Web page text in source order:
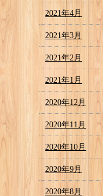
2021年4月
2021年3月
2021年2月
2021年1月
2020年12月
2020年11月
2020年10月
2020年9月
2020年8月